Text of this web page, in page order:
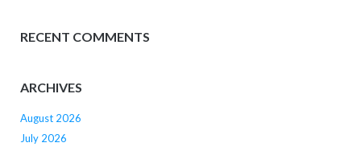
RECENT COMMENTS
ARCHIVES
August 2026
July 2026